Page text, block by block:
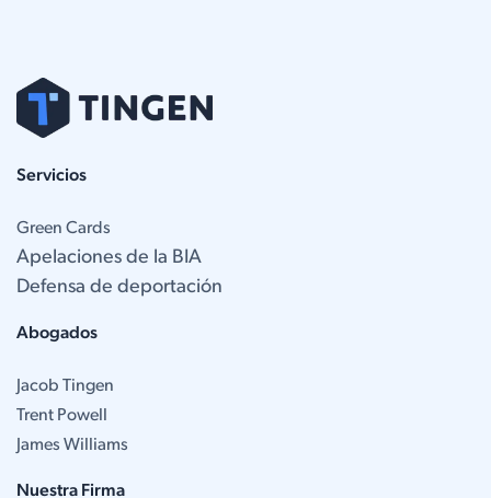
Servicios
Green Cards
Apelaciones de la BIA
Defensa de deportación
Abogados
Jacob Tingen
Trent Powell
James Williams
Nuestra Firma